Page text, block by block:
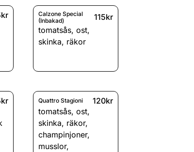
Calzone Special
(Inbakad)
115kr
tomatsås,ost,
skinka, räkor
Quattro Stagioni
120kr
tomatsås,ost,
skinka, räkor,
champinjoner,
musslor,